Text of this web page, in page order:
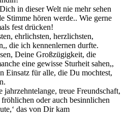
in dieser Welt nie mehr sehen
Stimme hören werde.. Wie gerne
fest drücken!
ehrlichsten, herzlichsten,
die ich kennenlernen durfte.
Deine Großzügigkeit, die
eine gewisse Sturheit sahen,,
Einsatz für alle, die Du mochtest,
treue Freundschaft,
oder auch besinnlichen
das von Dir kam